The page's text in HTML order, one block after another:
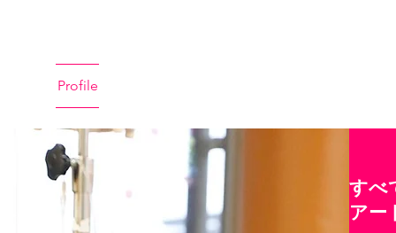
Profile
すべ
アー